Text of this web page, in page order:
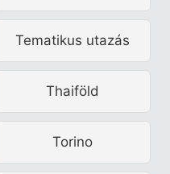
Tematikus utazás
Thaiföld
Torino